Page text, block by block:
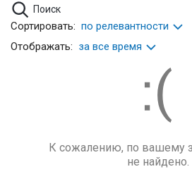
Поиск
Сортировать: по релевантности
Отображать: за все время
К сожалению, по вашему
не найдено.